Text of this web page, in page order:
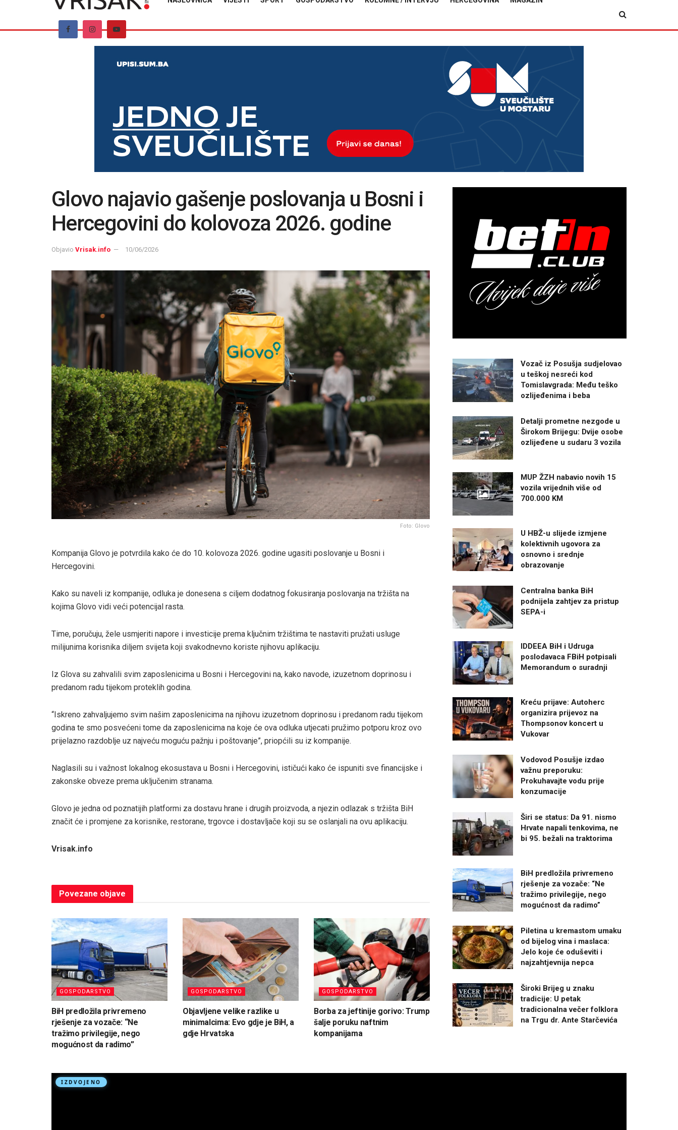
Glovo najavio gašenje poslovanja u Bosni i
Hercegovini do kolovoza 2026. godine
Objavio Vrisak.info 10/06/2026
Foto: Glovo
Kompanija Glovo je potvrdila kako će do 10. kolovoza 2026. godine ugasiti poslovanje u Bosni i
Hercegovini.
Kako su naveli iz kompanije, odluka je donesena s ciljem dodatnog fokusiranja poslovanja na tržišta na
kojima Glovo vidi veći potencijal rasta.
Time, poručuju, žele usmjeriti napore i investicije prema ključnim tržištima te nastaviti pružati usluge
milijunima korisnika diljem svijeta koji svakodnevno koriste njihovu aplikaciju.
Iz Glova su zahvalili svim zaposlenicima u Bosni i Hercegovini na, kako navode, izuzetnom doprinosu i
predanom radu tijekom proteklih godina.
“Iskreno zahvaljujemo svim našim zaposlenicima na njihovu izuzetnom doprinosu i predanom radu tijekom
godina te smo posvećeni tome da zaposlenicima na koje će ova odluka utjecati pružimo potporu kroz ovo
prijelazno razdoblje uz najveću moguću pažnju i poštovanje”, priopćili su iz kompanije.
Naglasili su i važnost lokalnog ekosustava u Bosni i Hercegovini, ističući kako će ispuniti sve financijske i
zakonske obveze prema uključenim stranama.
Glovo je jedna od poznatijih platformi za dostavu hrane i drugih proizvoda, a njezin odlazak s tržišta BiH
značit će i promjene za korisnike, restorane, trgovce i dostavljače koji su se oslanjali na ovu aplikaciju.
Vrisak.info
Povezane objave
GOSPODARSTVO
BiH predložila privremeno
rješenje za vozače: “Ne
tražimo privilegije, nego
mogućnost da radimo”
GOSPODARSTVO
Objavljene velike razlike u
minimalcima: Evo gdje je BiH, a
gdje Hrvatska
GOSPODARSTVO
Borba za jeftinije gorivo: Trump
šalje poruku naftnim
kompanijama
Vozač iz Posušja sudjelovao
u teškoj nesreći kod
Tomislavgrada: Među teško
ozlijeđenima i beba
Detalji prometne nezgode u
Širokom Brijegu: Dvije osobe
ozlijeđene u sudaru 3 vozila
MUP ŽZH nabavio novih 15
vozila vrijednih više od
700.000 KM
U HBŽ-u slijede izmjene
kolektivnih ugovora za
osnovno i srednje
obrazovanje
Centralna banka BiH
podnijela zahtjev za pristup
SEPA-i
IDDEEA BiH i Udruga
poslodavaca FBiH potpisali
Memorandum o suradnji
Kreću prijave: Autoherc
organizira prijevoz na
Thompsonov koncert u
Vukovar
Vodovod Posušje izdao
važnu preporuku:
Prokuhavajte vodu prije
konzumacije
Širi se status: Da 91. nismo
Hrvate napali tenkovima, ne
bi 95. bežali na traktorima
BiH predložila privremeno
rješenje za vozače: “Ne
tražimo privilegije, nego
mogućnost da radimo”
Piletina u kremastom umaku
od bijelog vina i maslaca:
Jelo koje će oduševiti i
najzahtjevnija nepca
Široki Brijeg u znaku
tradicije: U petak
tradicionalna večer folklora
na Trgu dr. Ante Starčevića